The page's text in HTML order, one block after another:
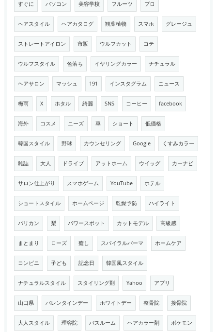
すぐに パソコン 美容学校 フルーツ プロ
ヘアスタイル ヘアカタログ 観葉植物 スマホ グレージュ
ストレートアイロン 市販 ウルフカット コテ
ウルフスタイル 色落ち イヤリングカラー ナチュラル
ヘアサロン マッシュ 191 インスタグラム ニュース
梅雨 X ホタル 綺麗 SNS コーヒー facebook
海外 コスメ ニーズ 車 ショート 低価格
韓国スタイル 野球 カウンセリング Google くすみカラー
雑誌 大人 ドライブ アットホーム ウイッグ カーナビ
サロン仕上がり スマホゲーム YouTube ホテル
ショートスタイル ホームページ 乾燥予防 ハイライト
バリカン 梨 パワースポット カットモデル 高級感
まとまり ローズ 癒し スパイラルパーマ ホームケア
コンビニ 子ども 記念日 韓国風スタイル
ナチュラルスタイル スタイリング剤 Yahoo アプリ
山口県 バレンタインデー ホワイトデー 整骨院 接骨院
大人スタイル 理容院 バスルーム ヘアカラー剤 ポケモン